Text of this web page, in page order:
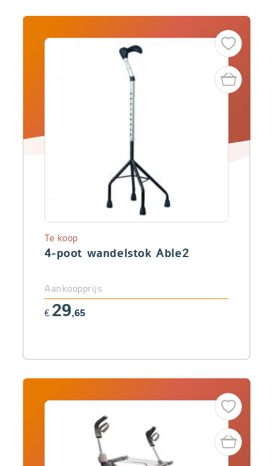
4-poot wandelstok Able2
Te koop
Aankoopprijs
€ 29,65